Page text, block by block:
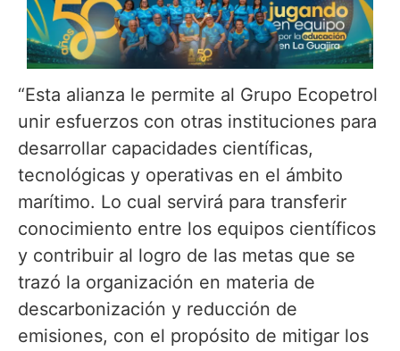
“Esta alianza le permite al Grupo Ecopetrol
unir esfuerzos con otras instituciones para
desarrollar capacidades científicas,
tecnológicas y operativas en el ámbito
marítimo. Lo cual servirá para transferir
conocimiento entre los equipos científicos
y contribuir al logro de las metas que se
trazó la organización en materia de
descarbonización y reducción de
emisiones, con el propósito de mitigar los